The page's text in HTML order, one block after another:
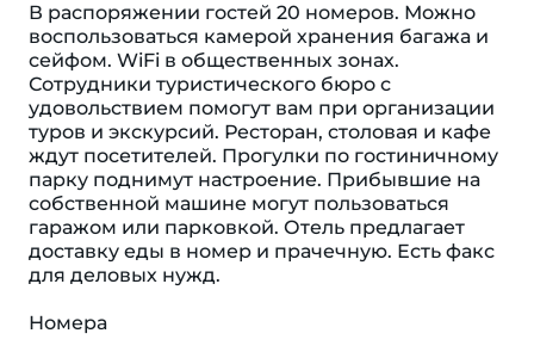
В распоряжении гостей 20 номеров. Можно
воспользоваться камерой хранения багажа и
сейфом. WiFi в общественных зонах.
Сотрудники туристического бюро с
удовольствием помогут вам при организации
туров и экскурсий. Ресторан, столовая и кафе
ждут посетителей. Прогулки по гостиничному
парку поднимут настроение. Прибывшие на
собственной машине могут пользоваться
гаражом или парковкой. Отель предлагает
доставку еды в номер и прачечную. Есть факс
для деловых нужд.
Номера